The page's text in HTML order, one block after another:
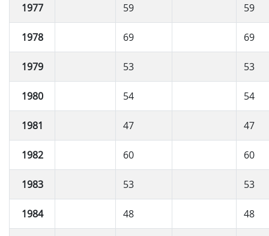
1977 59 59
1978 69 69
1979 53 53
1980 54 54
1981 47 47
1982 60 60
1983 53 53
1984 48 48